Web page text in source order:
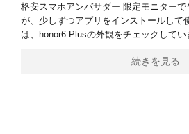
格安スマホアンバサダー 限定モニター
が、少しずつアプリをインストールして
は、honor6 Plusの外観をチェックしてい
続きを見る